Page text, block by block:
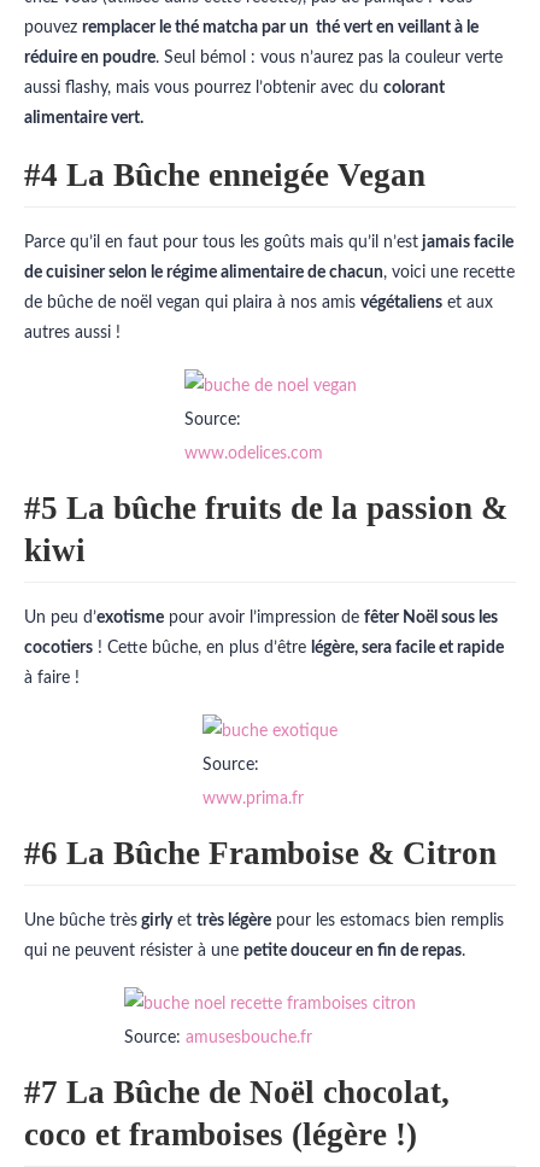
pouvez remplacer le thé matcha par un thé vert en veillant à le
réduire en poudre. Seul bémol : vous n’aurez pas la couleur verte
aussi flashy, mais vous pourrez l’obtenir avec du colorant
alimentaire vert.
#4 La Bûche enneigée Vegan
Parce qu’il en faut pour tous les goûts mais qu’il n’est jamais facile
de cuisiner selon le régime alimentaire de chacun, voici une recette
de bûche de noël vegan qui plaira à nos amis végétaliens et aux
autres aussi !
Source:
www.odelices.com
#5 La bûche fruits de la passion &
kiwi
Un peu d’exotisme pour avoir l’impression de fêter Noël sous les
cocotiers ! Cette bûche, en plus d’être légère, sera facile et rapide
à faire !
Source:
www.prima.fr
#6 La Bûche Framboise & Citron
Une bûche très girlyet très légère pour les estomacs bien remplis
qui ne peuvent résister à une petite douceur en fin de repas.
Source: amusesbouche.fr
#7 La Bûche de Noël chocolat,
coco et framboises (légère !)